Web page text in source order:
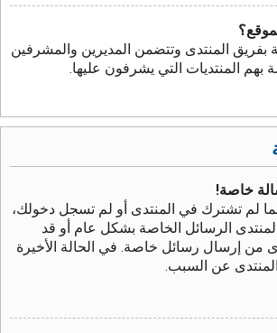
بفريق المنتدى وتتضمن المديرين والمشرفين
بهم المنتديات التي يشرفون عليها.
خاصة!
لم تشترك في المنتدى أو لم تسجل دخولك،
الرسائل الخاصة بشكل عام أو قد
إرسال رسائل خاصة. في الحالة الأخيرة
عن السبب.